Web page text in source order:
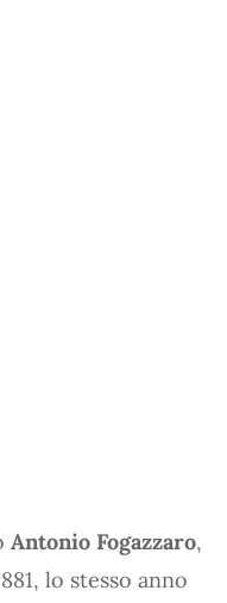
Antonio Fogazzaro,
lo stesso anno